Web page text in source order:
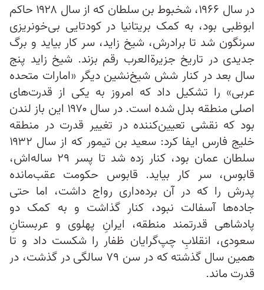
در سال ۱۹۶۶، شخبوط بن سلطان که از سال ۱۹۲۸ حاکم
ابوظبی بود، به کمک بریتانیا در کودتایی بی‌خونریزی
سرنگون شد تا برادرش، شیخ زاید، سر کار بیاید و برگ
جدیدی در تاریخ جزیرة‌العرب رقم بزند. شیخ زاید پنج
سال بعد در کنار شش شیخ‌نشین دیگر «امارات متحده
عربی» را تشکیل داد که امروز به یکی از قدرت‌های
اصلی منطقه بدل شده است. در سال ۱۹۷۰ این باز لندن
بود که نقشی تعیین‌کننده در تغییر قدرت در منطقه
خلیج فارس ایفا کرد: سعید بن تیمور که از سال ۱۹۳۲
سلطان عمان بود، کنار زده شد تا پسر ۲۹ ساله‌اش،
قابوس، سر کار بیاید. قابوس حکومت عقب‌مانده
پدرش را که در آن برده‌داری رواج داشت، اما حتی
جاده‌ها آسفالت نبود، کنار گذاشت و به کمک دو
پادشاهی قدرتمند منطقه، ایرانِ پهلوی و عربستانِ
سعودی، انقلابِ چپ‌گرایان ظفار را شکست داد و تا
همین سال گذشته که در سن ۷۹ سالگی در گذشت، در
قدرت ماند.